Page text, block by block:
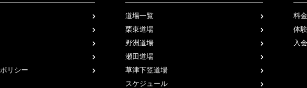
ポリシー
道場一覧
栗東道場
野洲道場
瀬田道場
草津下笠道場
スケジュール
料金
体
入